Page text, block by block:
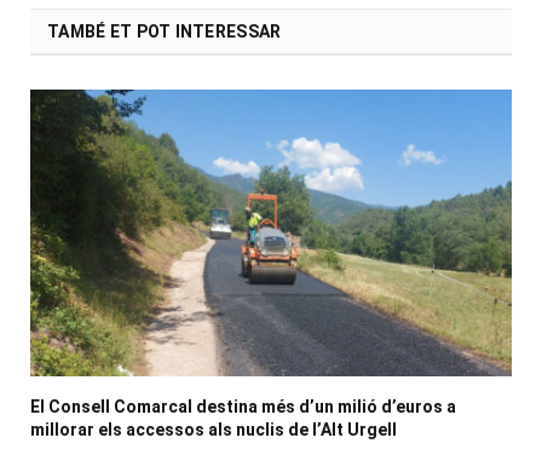
TAMBÉ ET POT INTERESSAR
El Consell Comarcal destina més d’un milió d’euros a
millorar els accessos als nuclis de l’Alt Urgell